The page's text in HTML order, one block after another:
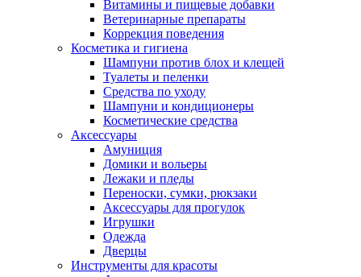
Витамины и пищевые добавки
Ветеринарные препараты
Коррекция поведения
Косметика и гигиена
Шампуни против блох и клещей
Туалеты и пеленки
Средства по уходу
Шампуни и кондиционеры
Косметические средства
Аксессуары
Амуниция
Домики и вольеры
Лежаки и пледы
Переноски, сумки, рюкзаки
Аксессуары для прогулок
Игрушки
Одежда
Дверцы
Инструменты для красоты